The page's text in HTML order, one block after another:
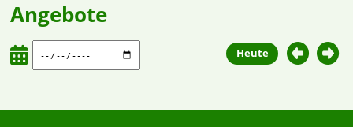
Angebote
Heute